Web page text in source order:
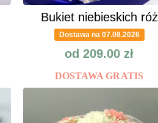
Bukiet niebieskich róż
Dostawa na 07.08.2026
od 209.00 zł
DOSTAWA GRATIS